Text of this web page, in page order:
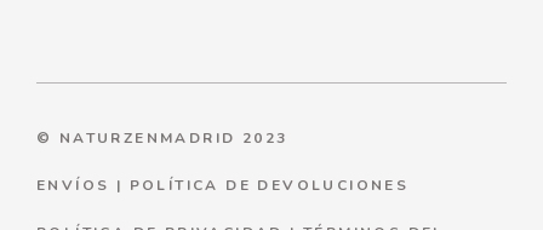
© NATURZENMADRID 2023
ENVÍOS | POLÍTICA DE DEVOLUCIONES